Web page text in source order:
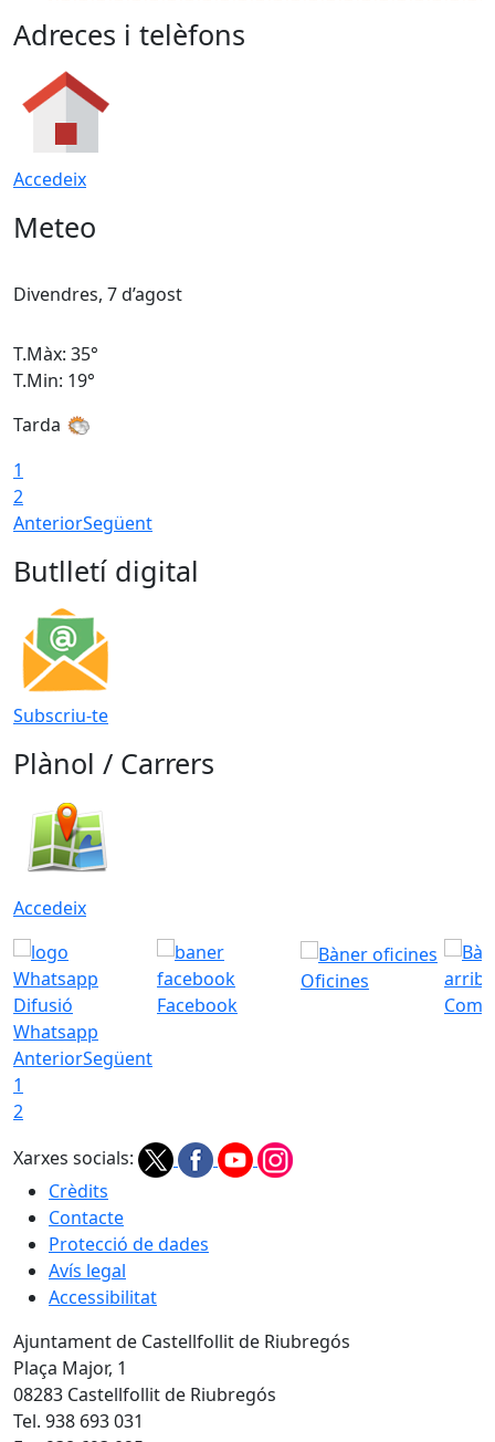
Adreces i telèfons
Accedeix
Meteo
Divendres, 7 d’agost
T.Màx: 35°
T.Min: 19°
Tarda
1
2
AnteriorSegüent
Butlletí digital
Subscriu-te
Plànol / Carrers
Accedeix
Difusió
Whatsapp
Facebook
Oficines
Com
AnteriorSegüent
1
2
Xarxes socials:
Crèdits
Contacte
Protecció de dades
Avís legal
Accessibilitat
Ajuntament de Castellfollit de Riubregós
Plaça Major, 1
08283 Castellfollit de Riubregós
Tel. 938 693 031